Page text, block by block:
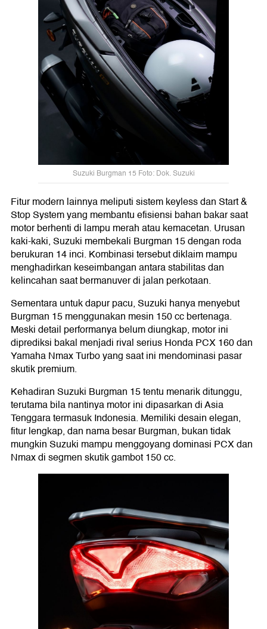
Suzuki Burgman 15 Foto: Dok. Suzuki
Fitur modern lainnya meliputi sistem keyless dan Start &
Stop System yang membantu efisiensi bahan bakar saat
motor berhenti di lampu merah atau kemacetan. Urusan
kaki-kaki, Suzuki membekali Burgman 15 dengan roda
berukuran 14 inci. Kombinasi tersebut diklaim mampu
menghadirkan keseimbangan antara stabilitas dan
kelincahan saat bermanuver di jalan perkotaan.
Sementara untuk dapur pacu, Suzuki hanya menyebut
Burgman 15 menggunakan mesin 150 cc bertenaga.
Meski detail performanya belum diungkap, motor ini
diprediksi bakal menjadi rival serius Honda PCX 160 dan
Yamaha Nmax Turbo yang saat ini mendominasi pasar
skutik premium.
Kehadiran Suzuki Burgman 15 tentu menarik ditunggu,
terutama bila nantinya motor ini dipasarkan di Asia
Tenggara termasuk Indonesia. Memiliki desain elegan,
fitur lengkap, dan nama besar Burgman, bukan tidak
mungkin Suzuki mampu menggoyang dominasi PCX dan
Nmax di segmen skutik gambot 150 cc.